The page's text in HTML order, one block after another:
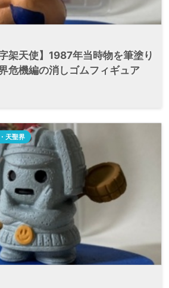
架天使】1987年当時物を筆塗り
危機編の消しゴムフィギュア
天聖界